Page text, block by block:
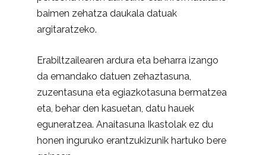
baimen zehatza daukala datuak
argitaratzeko.
Erabiltzailearen ardura eta beharra izango
da emandako datuen zehaztasuna,
zuzentasuna eta egiazkotasuna bermatzea
eta, behar den kasuetan, datu hauek
eguneratzea. Anaitasuna Ikastolak ez du
honen inguruko erantzukizunik hartuko bere